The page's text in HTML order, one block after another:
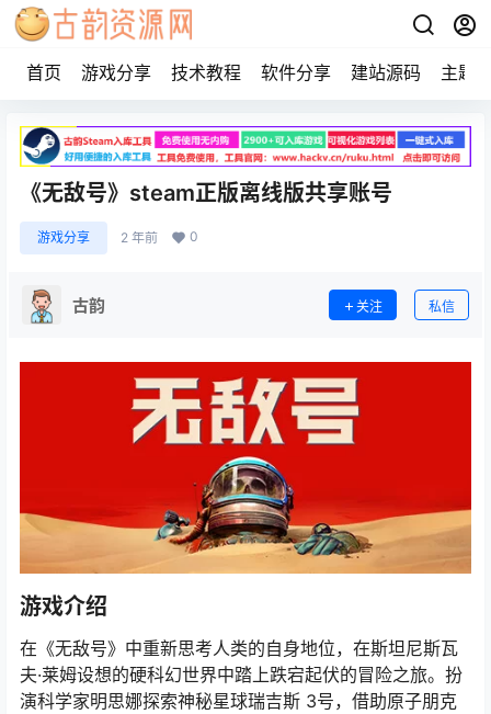
首页 游戏分享 技术教程 软件分享 建站源码 主题
《无敌号》steam正版离线版共享账号
游戏分享 2 年前 0
古韵 关注 私信
游戏介绍
在《无敌号》中重新思考人类的自身地位，在斯坦尼斯瓦
夫·莱姆设想的硬科幻世界中踏上跌宕起伏的冒险之旅。扮
演科学家明思娜探索神秘星球瑞吉斯 3号，借助原子朋克